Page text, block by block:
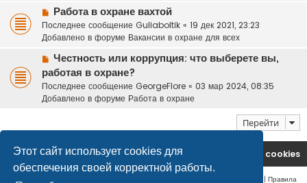
Этот сайт использует cookies для
обеспечения своей корректной работы.
е
н
и
е
о
о
б
е
н
и
Н
о
в
е
с
о
о
е
н
и
е
Работа в охране вахтой
Последнее сообщение Guliaboltik « 19 дек 2021, 23:23
Добавлено в форуме Вакансии в охране для всех
Н
о
о
о
б
щ
е
Честность или коррупция: что выберете вы,
работая в охране?
Последнее сообщение GeorgeFlore « 03 мар 2024, 08:35
Добавлено в форуме Работа в охране
Перейти
На главную Удалить cookies
| Правила